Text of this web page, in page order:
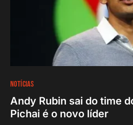
NOTÍCIAS
Andy Rubin sai do time
Pichai é o novo líder